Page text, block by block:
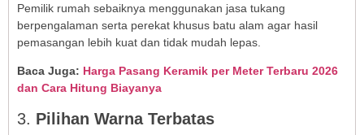
Pemilik rumah sebaiknya menggunakan jasa tukang
berpengalaman serta perekat khusus batu alam agar hasil
pemasangan lebih kuat dan tidak mudah lepas.
Baca Juga: Harga Pasang Keramik per Meter Terbaru 2026
dan Cara Hitung Biayanya
3. Pilihan Warna Terbatas